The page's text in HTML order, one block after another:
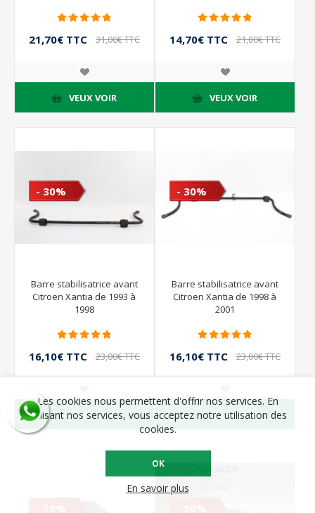
21,70€ TTC 31,00€ TTC
VEUX VOIR
14,70€ TTC 21,00€ TTC
VEUX VOIR
- 30%
Barre stabilisatrice avant
Citroen Xantia de 1993 à
1998
16,10€ TTC 23,00€ TTC
VEUX VOIR
- 30%
Barre stabilisatrice avant
Citroen Xantia de 1998 à
2001
16,10€ TTC 23,00€ TTC
VEUX VOIR
Les cookies nous permettent d'offrir nos services. En
utilisant nos services, vous acceptez notre utilisation des
cookies.
OK
En savoir plus